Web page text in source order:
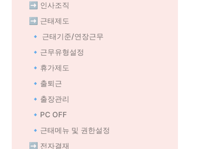
➡️ 인사조직
➡️ 근태제도
🔹 근태기준/연장근무
🔹근무유형설정
🔹휴가제도
🔹출퇴근
🔹출장관리
🔹PC OFF
🔹근태메뉴 및 권한설정
➡️ 전자결재